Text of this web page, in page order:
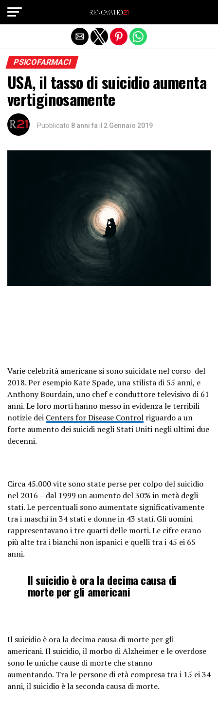
PSICOFARMACI
USA, il tasso di suicidio aumenta
vertiginosamente
Pubblicato 8 anni fa il 2 Gennaio 2019
Varie celebrità americane si sono suicidate nel corso del
2018. Per esempio Kate Spade, una stilista di 55 anni, e
Anthony Bourdain, uno chef e conduttore televisivo di 61
anni.Le loro morti hanno messo in evidenza le terribili
notizie dei Centers for Disease Control riguardo a un
forte aumento dei suicidi negli Stati Uniti negli ultimi due
decenni.
Circa 45.000 vite sono state perse per colpo del suicidio
nel 2016 – dal 1999 un aumento del 30% in metà degli
stati. Le percentuali sono aumentate significativamente
tra i maschi in 34 stati e donne in 43 stati. Gli uomini
rappresentavano i tre quarti delle morti. Le cifre erano
più alte tra i bianchi non ispanici e quelli tra i 45 ei 65
anni.
Il suicidio è ora la decima causa di
morte per gli americani
Il suicidio è ora la decima causa di morte per gli
americani. Il suicidio, il morbo di Alzheimer e le overdose
sono le uniche cause di morte che stanno
aumentando. Tra le persone di età compresa tra i 15 ei 34
anni, il suicidio è la seconda causa di morte.
Exit mobile version